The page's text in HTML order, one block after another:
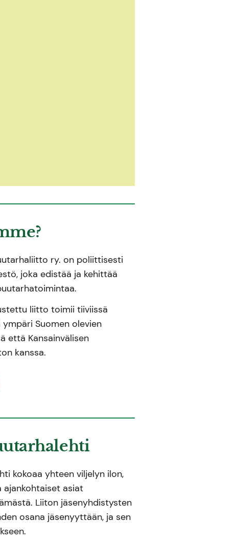
ry. on poliittisesti
joka edistää ja kehittää
liitto toimii tiiviissä
Suomen olevien
että Kansainvälisen
kanssa.
kokoaa yhteen viljelyn ilon,
asiat
Liiton jäsenyhdistysten
osana jäsenyyttään, ja sen